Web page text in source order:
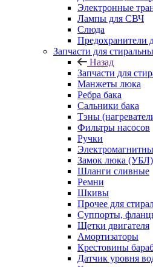
Электронные
Лампы для СВЧ
Слюда
Предохранители
Запчасти для
Назад
Запчасти для
Манжеты люка
Ребра бака
Сальники бака
Тэны
Фильтры насосов
Ручки
Замок люка (УБЛ)
Шланги сливные
Ремни
Шкивы
Прочее для
Суппорты,
Щетки двигателя
Амортизаторы
Крестовины
Датчик уровня